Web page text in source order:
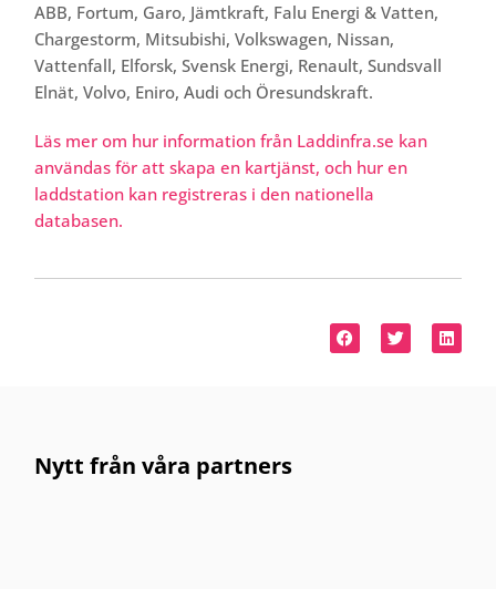
ABB, Fortum, Garo, Jämtkraft, Falu Energi & Vatten,
Chargestorm, Mitsubishi, Volkswagen, Nissan,
Vattenfall, Elforsk, Svensk Energi, Renault, Sundsvall
Elnät, Volvo, Eniro, Audi och Öresundskraft.
Läs mer om hur information från Laddinfra.se kan
användas för att skapa en kartjänst, och hur en
laddstation kan registreras i den nationella
databasen.
Nytt från våra partners